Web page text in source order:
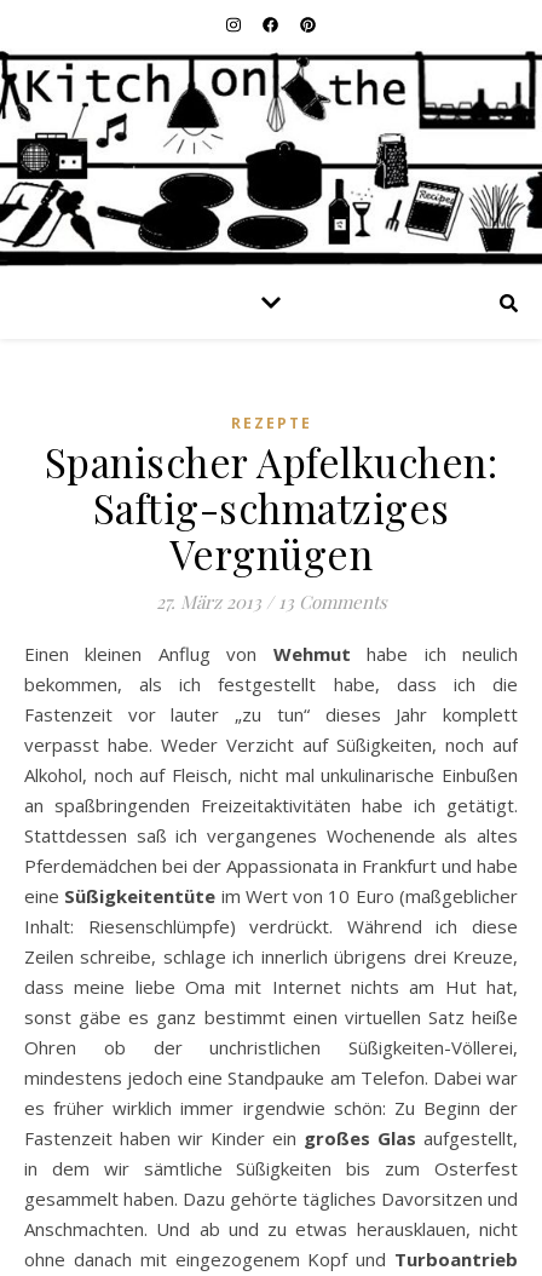
REZEPTE
Spanischer Apfelkuchen:
Saftig-schmatziges
Vergnügen
27. März 2013 / 13 Comments
Einen kleinen Anflug von Wehmut habe ich neulich
bekommen, als ich festgestellt habe, dass ich die
Fastenzeit vor lauter „zu tun“ dieses Jahr komplett
verpasst habe. Weder Verzicht auf Süßigkeiten, noch auf
Alkohol, noch auf Fleisch, nicht mal unkulinarische Einbußen
an spaßbringenden Freizeitaktivitäten habe ich getätigt.
Stattdessen saß ich vergangenes Wochenende als altes
Pferdemädchen bei der Appassionata in Frankfurt und habe
eine Süßigkeitentüte im Wert von 10 Euro (maßgeblicher
Inhalt: Riesenschlümpfe) verdrückt. Während ich diese
Zeilen schreibe, schlage ich innerlich übrigens drei Kreuze,
dass meine liebe Oma mit Internet nichts am Hut hat,
sonst gäbe es ganz bestimmt einen virtuellen Satz heiße
Ohren ob der unchristlichen Süßigkeiten-Völlerei,
mindestens jedoch eine Standpauke am Telefon. Dabei war
es früher wirklich immer irgendwie schön: Zu Beginn der
Fastenzeit haben wir Kinder ein großes Glas aufgestellt,
in dem wir sämtliche Süßigkeiten bis zum Osterfest
gesammelt haben. Dazu gehörte tägliches Davorsitzen und
Anschmachten. Und ab und zu etwas herausklauen, nicht
ohne danach mit eingezogenem Kopf und Turboantrieb